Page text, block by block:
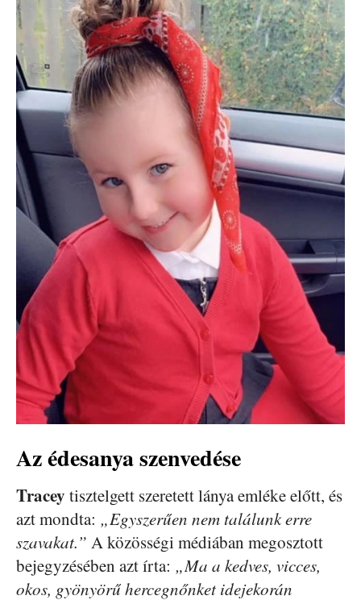
Az édesanya szenvedése
Tracey tisztelgett szeretett lánya emléke előtt, és
azt mondta: „Egyszerűen nem találunk erre
szavakat.” A közösségi médiában megosztott
bejegyzésében azt írta: „Ma a kedves, vicces,
okos, gyönyörű hercegnőnket idejekorán